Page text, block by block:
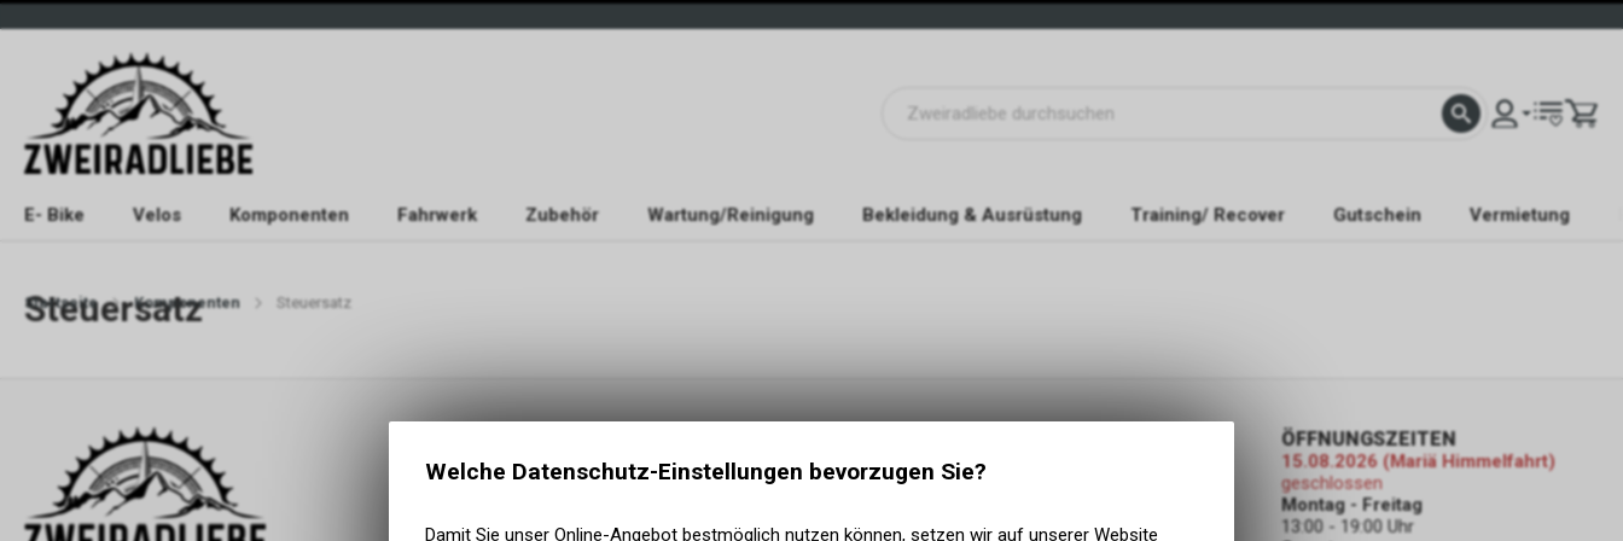
E- Bike Velos Komponenten Fahrwerk Zubehör Wartung/Reinigung Bekleidung & Ausrüstung Training/ Recover Gutschein Vermietung
Startseite Komponenten Steuersatz
Steuersatz
E- Bike
Komponenten
Garantie Formular Fahrwerk
ÖFFNUNGSZEITEN
15.08.2026 (Mariä Himmelfahrt)
geschlossen
Montag - Freitag
13:00 - 19:00 Uhr
Welche Datenschutz-Einstellungen bevorzugen Sie?
Damit Sie unser Online-Angebot bestmöglich nutzen können, setzen wir auf unserer Website